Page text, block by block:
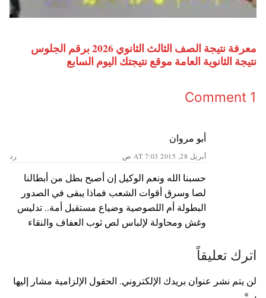
معرفة نتيجة الصف الثالث الثانوي 2026 برقم الجلوس
نتيجة الثانوية العامة موقع نتيجتك اليوم السابع
1 Comment
أبو مروان
أبريل 28, 2015 AT 7:03 ص رد
حسبنا الله ونعم الوكيل إن أصبح بطل من أبطالنا
لصا وسرق أقوات الشعب فماذا يبقى في الصدور
البطولة أم اللصوصية وضياع مستقبل أمة.. تدليس
وغش ومحاولة لإلباس لص ثوب العفاف والنقاء
اترك تعليقاً
لن يتم نشر عنوان بريدك الإلكتروني. الحقول الإلزامية مشار إليها
بـ *